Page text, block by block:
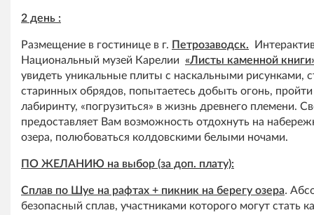
2 день :
Размещение в гостинице в г. Петрозаводск.
Национальный музей Карелии «Листы каменной
увидеть уникальные плиты с наскальными рисунками,
старинных обрядов, попытаетесь добыть огонь,
лабиринту, «погрузиться» в жизнь древнего племени.
предоставляет Вам возможность отдохнуть на
озера, полюбоваться колдовскими белыми ночами.
ПО ЖЕЛАНИЮ на выбор (за доп. плату):
Сплав по Шуе на рафтах + пикник на берегу озера.
безопасный сплав, участниками которого могут стать